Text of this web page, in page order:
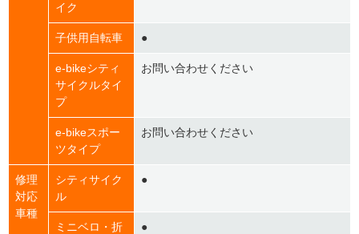
イク
子供用自転車 ●
e-bikeシティ
サイクルタイ
プ
お問い合わせください
e-bikeスポー
ツタイプ
お問い合わせください
修理
対応
車種
シティサイク
ル
●
ミニベロ・折
●